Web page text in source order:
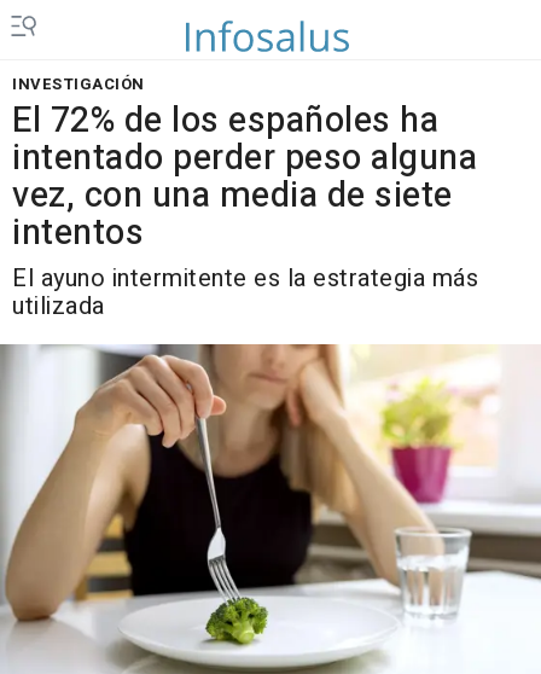
INVESTIGACIÓN
El 72% de los españoles ha
intentado perder peso alguna
vez, con una media de siete
intentos
El ayuno intermitente es la estrategia más
utilizada